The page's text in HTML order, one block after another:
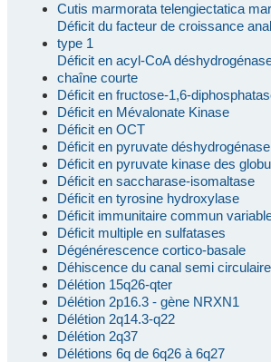
Cutis marmorata telengiectatica
Déficit du facteur de croissance
type 1
Déficit en acyl-CoA
chaîne courte
Déficit en fructose-1,6-
Déficit en Mévalonate Kinase
Déficit en OCT
Déficit en pyruvate déshydrogénase
Déficit en pyruvate kinase des
Déficit en saccharase-isomaltase
Déficit en tyrosine hydroxylase
Déficit immunitaire commun
Déficit multiple en sulfatases
Dégénérescence cortico-basale
Déhiscence du canal semi
Délétion 15q26-qter
Délétion 2p16.3 - gène NRXN1
Délétion 2q14.3-q22
Délétion 2q37
Délétions 6q de 6q26 à 6q27